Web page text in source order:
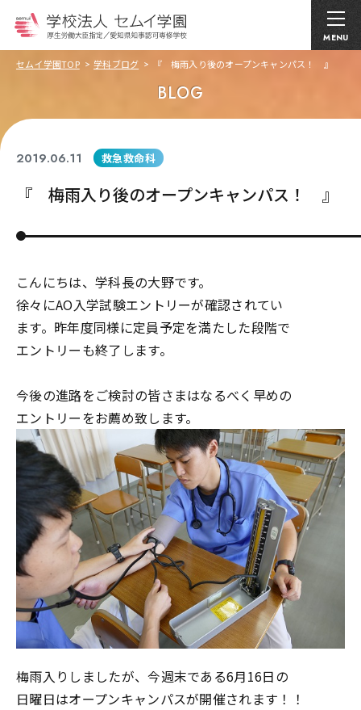
MENU
セムイ学園TOP 学科ブログ 『 梅雨入り後のオープンキャンパス！ 』
BLOG
2019.06.11 救急救命科
『 梅雨入り後のオープンキャンパス！ 』
こんにちは、学科長の大野です。
徐々にAO入学試験エントリーが確認されてい
ます。昨年度同様に定員予定を満たした段階で
エントリーも終了します。
今後の進路をご検討の皆さまはなるべく早めの
エントリーをお薦め致します。
梅雨入りしましたが、今週末である6月16日の
日曜日はオープンキャンパスが開催されます！！